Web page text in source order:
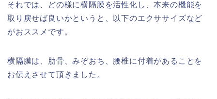
それでは、どの様に横隔膜を活性化し、本来の機能を
取り戻せば良いかというと、以下のエクササイズなど
がおススメです。
横隔膜は、肋骨、みぞおち、腰椎に付着があることを
お伝えさせて頂きました。